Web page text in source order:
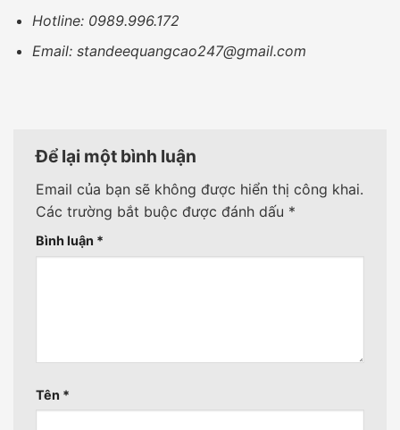
Hotline: 0989.996.172
Email: standeequangcao247@gmail.com
Để lại một bình luận
Email của bạn sẽ không được hiển thị công khai.
Các trường bắt buộc được đánh dấu *
Bình luận *
Tên *